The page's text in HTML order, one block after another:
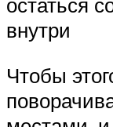
внутри
Чтобы